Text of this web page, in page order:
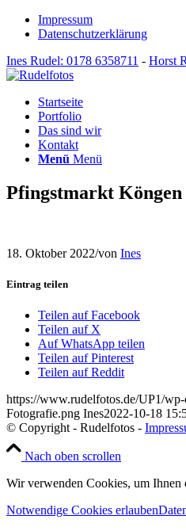
Impressum
Datenschutzerklärung
Ines Rudel: 0178 6358711 - Horst
Startseite
Portfolio
Das sind wir
Kontakt
Menü Menü
Pfingstmarkt Köngen
18. Oktober 2022/von Ines
Eintrag teilen
Teilen auf Facebook
Teilen auf X
Auf WhatsApp teilen
Teilen auf Pinterest
Teilen auf Reddit
https://www.rudelfotos.de/UP1/
Fotografie.png Ines2022-10-18
© Copyright - Rudelfotos -
Nach oben scrollen
Wir verwenden Cookies, um
Notwendige Cookies erlauben